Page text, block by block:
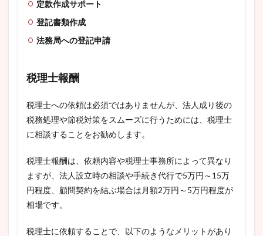
定款作成サポート
登記書類作成
法務局への登記申請
税理士報酬
税理士への依頼は必須ではありませんが、法人成り後の
税務処理や節税対策をスムーズに行うためには、税理士
に相談することをお勧めします。
税理士報酬は、依頼内容や税理士事務所によって異なり
ますが、法人設立時の相談や手続き代行で5万円～15万
円程度、顧問契約を結ぶ場合は月額2万円～5万円程度が
相場です。
税理士に依頼することで、以下のようなメリットがあり